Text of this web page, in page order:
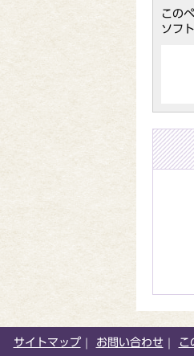
この
ソフ
サイトマップ お問い合わせ こ